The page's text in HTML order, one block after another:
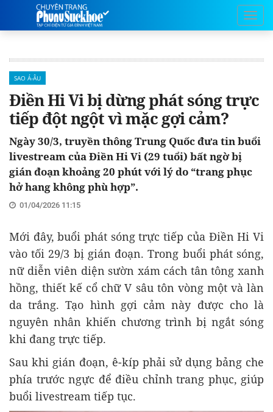
SAO Á-ÂU
Điền Hi Vi bị dừng phát sóng trực
tiếp đột ngột vì mặc gợi cảm?
Ngày 30/3, truyền thông Trung Quốc đưa tin buổi
livestream của Điền Hi Vi (29 tuổi) bất ngờ bị
gián đoạn khoảng 20 phút với lý do “trang phục
hở hang không phù hợp”.
01/04/2026 11:15
Mới đây, buổi phát sóng trực tiếp của Điền Hi Vi
vào tối 29/3 bị gián đoạn. Trong buổi phát sóng,
nữ diễn viên diện sườn xám cách tân tông xanh
hồng, thiết kế cổ chữ V sâu tôn vòng một và làn
da trắng. Tạo hình gợi cảm này được cho là
nguyên nhân khiến chương trình bị ngắt sóng
khi đang trực tiếp.
Sau khi gián đoạn, ê-kíp phải sử dụng bảng che
phía trước ngực để điều chỉnh trang phục, giúp
buổi livestream tiếp tục.